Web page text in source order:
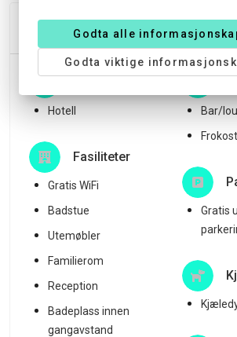
Innkvartering
Hotell
Fasiliteter
Gratis WiFi
Badstue
Utemøbler
Familierom
Reception
Badeplass innen
gangavstand
Bar/
Gratis
Godta alle
Godta viktige